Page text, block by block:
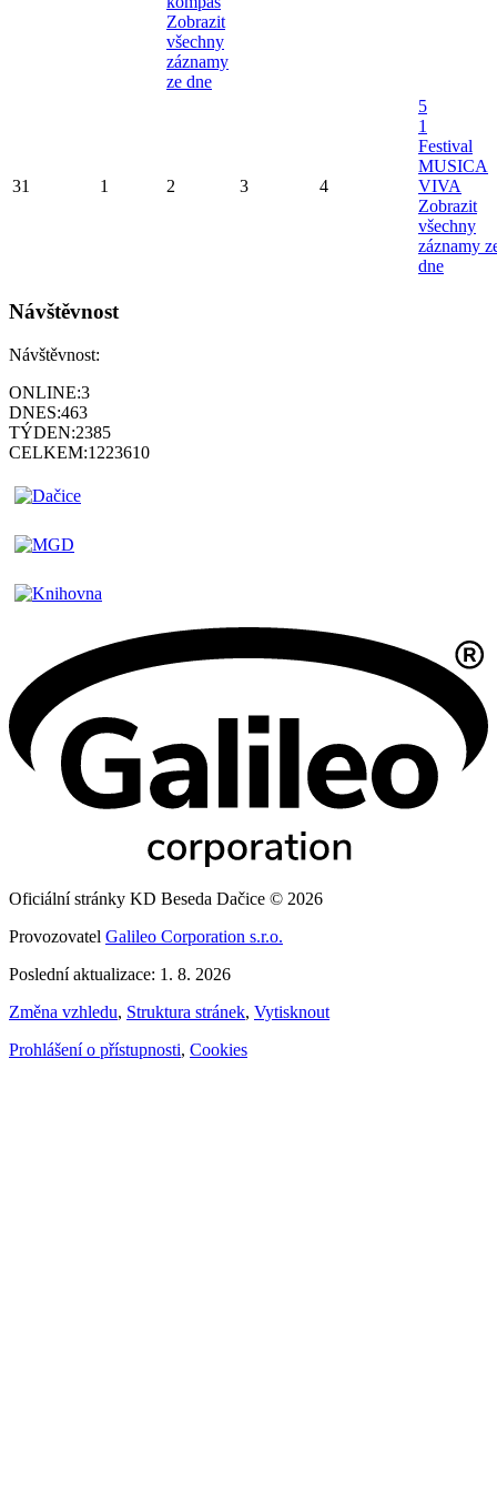
Zobrazit
všechny
záznamy
ze dne
31 1 2 3 4
5
1
Festival
MUSICA
VIVA
Zobrazit
všechny
záznamy
dne
Návštěvnost
Návštěvnost:
ONLINE:3
DNES:463
TÝDEN:2385
CELKEM:1223610
Oficiální stránky KD Beseda Dačice © 2026
Provozovatel Galileo Corporation s.r.o.
Poslední aktualizace: 1. 8. 2026
Změna vzhledu, Struktura stránek, Vytisknout
Prohlášení o přístupnosti, Cookies